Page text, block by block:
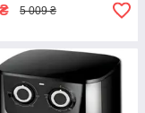
₴ 5 009 ₴